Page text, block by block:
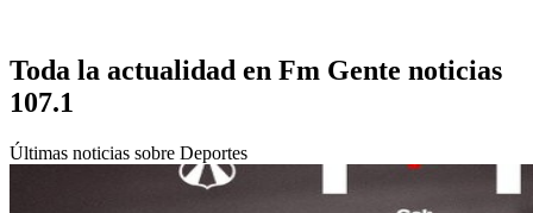
Toda la actualidad en Fm Gente noticias
107.1
Últimas noticias sobre Deportes